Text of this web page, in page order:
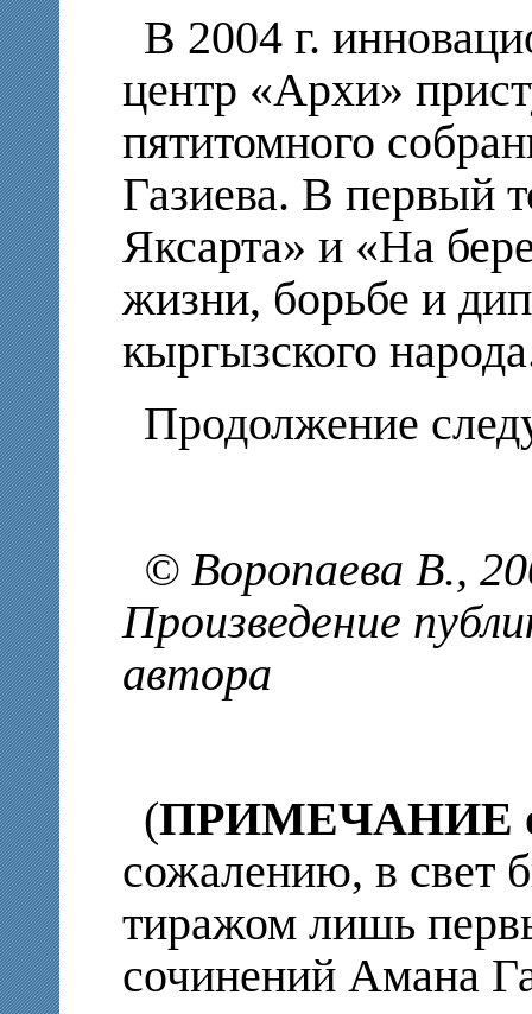
В 2004 г.
центр «Архи»
пятитомного
Газиева. В первый
Яксарта» и «На
жизни, борьбе и
кыргызского
Продолжение
© Воропаева В.,
Произведение
автора
(ПРИМЕЧАНИЕ
сожалению, в
тиражом лишь
сочинений Амана